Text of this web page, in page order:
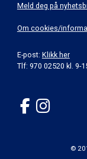
Meld deg på
Om cookies/
E-post: Klikk her
Tlf: 970 02520 kl. 9-
©